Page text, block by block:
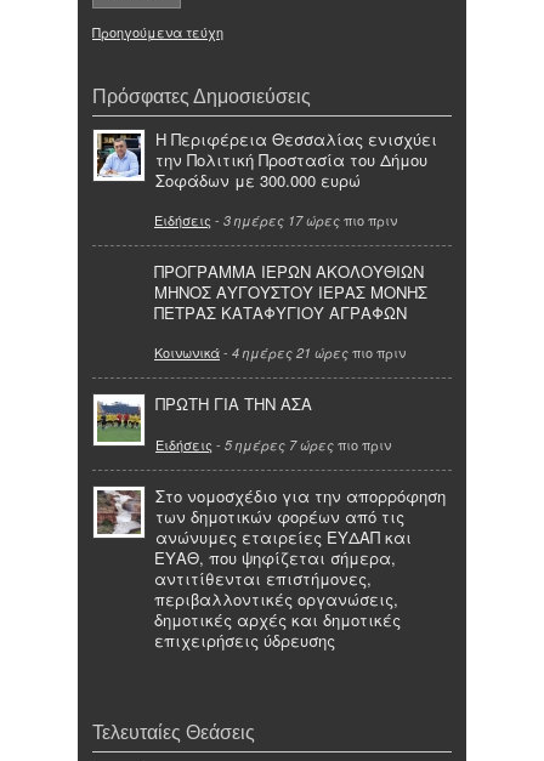
Προηγούμενα τεύχη
Πρόσφατες Δημοσιεύσεις
Η Περιφέρεια Θεσσαλίας ενισχύει
την Πολιτική Προστασία του Δήμου
Σοφάδων με 300.000 ευρώ
Ειδήσεις - 3 ημέρες 17 ώρες πιο πριν
ΠΡΟΓΡΑΜΜΑ ΙΕΡΩΝ ΑΚΟΛΟΥΘΙΩΝ
ΜΗΝΟΣ ΑΥΓΟΥΣΤΟΥ ΙΕΡΑΣ ΜΟΝΗΣ
ΠΕΤΡΑΣ ΚΑΤΑΦΥΓΙΟΥ ΑΓΡΑΦΩΝ
Κοινωνικά- 4 ημέρες 21 ώρες πιο πριν
ΠΡΩΤΗ ΓΙΑ ΤΗΝ ΑΣΑ
Ειδήσεις - 5 ημέρες 7 ώρες πιο πριν
Στο νομοσχέδιο για την απορρόφηση
των δημοτικών φορέων από τις
ανώνυμες εταιρείες ΕΥΔΑΠ και
ΕΥΑΘ, που ψηφίζεται σήμερα,
αντιτίθενται επιστήμονες,
περιβαλλοντικές οργανώσεις,
δημοτικές αρχές και δημοτικές
επιχειρήσεις ύδρευσης
Τελευταίες Θεάσεις